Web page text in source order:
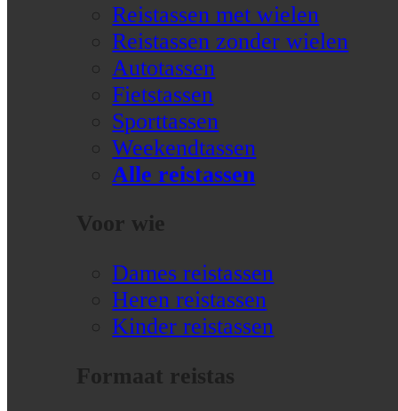
Reistassen met wielen
Reistassen zonder wielen
Autotassen
Fietstassen
Sporttassen
Weekendtassen
Alle reistassen
Voor wie
Dames reistassen
Heren reistassen
Kinder reistassen
Formaat reistas